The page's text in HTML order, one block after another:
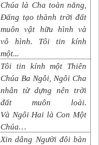
Chúa là Cha toàn năng,
Đấng tạo thành trời đất
muôn vật hữu hình và
vô hình. Tôi tin kính
một...
Tôi tin kính một Thiên
Chúa Ba Ngôi, Ngôi Cha
nhân từ dựng nên trời
đất muôn loài.
Và NgôiHai là Con Một
Chúa…
Xin dâng Người đôi bàn